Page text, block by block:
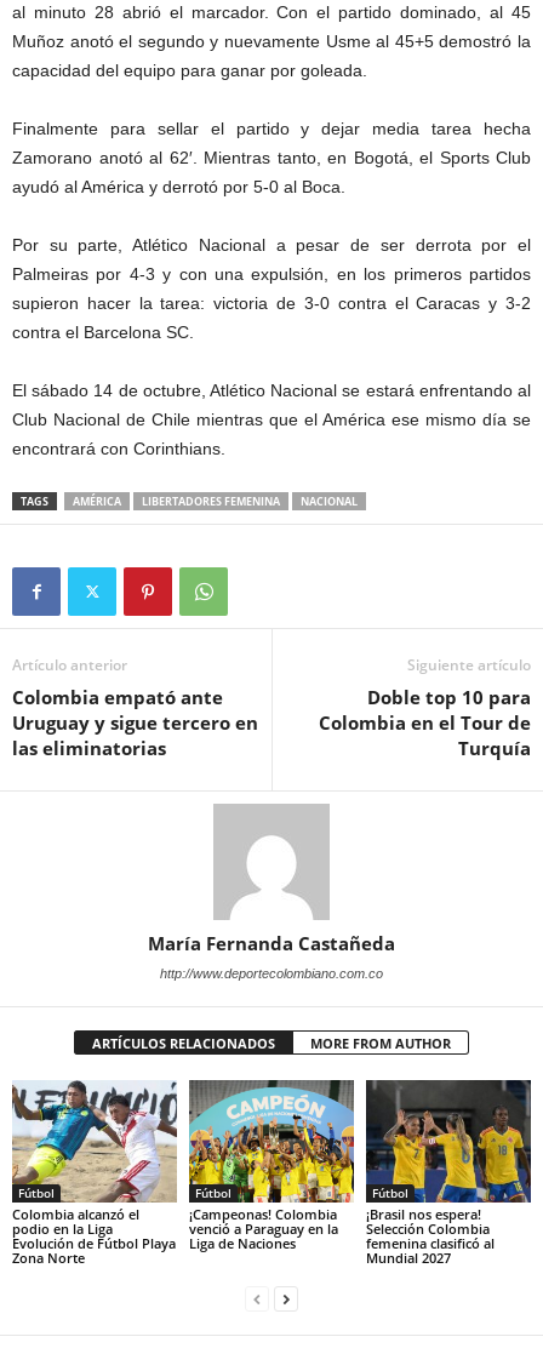
al minuto 28 abrió el marcador. Con el partido dominado, al 45
Muñoz anotó el segundo y nuevamente Usme al 45+5 demostró la
capacidad del equipo para ganar por goleada.
Finalmente para sellar el partido y dejar media tarea hecha
Zamorano anotó al 62′. Mientras tanto, en Bogotá, el Sports Club
ayudó al América y derrotó por 5-0 al Boca.
Por su parte, Atlético Nacional a pesar de ser derrota por el
Palmeiras por 4-3 y con una expulsión, en los primeros partidos
supieron hacer la tarea: victoria de 3-0 contra el Caracas y 3-2
contra el Barcelona SC.
El sábado 14 de octubre, Atlético Nacional se estará enfrentando al
Club Nacional de Chile mientras que el América ese mismo día se
encontrará con Corinthians.
TAGS AMÉRICA LIBERTADORES FEMENINA NACIONAL
Artículo anterior
Colombia empató ante
Uruguay y sigue tercero en
las eliminatorias
Siguiente artículo
Doble top 10 para
Colombia en el Tour de
Turquía
María Fernanda Castañeda
http://www.deportecolombiano.com.co
ARTÍCULOS RELACIONADOS MORE FROM AUTHOR
Fútbol
Colombia alcanzó el
podio en la Liga
Evolución de Fútbol Playa
Zona Norte
Fútbol
¡Campeonas! Colombia
venció a Paraguay en la
Liga de Naciones
Fútbol
¡Brasil nos espera!
Selección Colombia
femenina clasificó al
Mundial 2027